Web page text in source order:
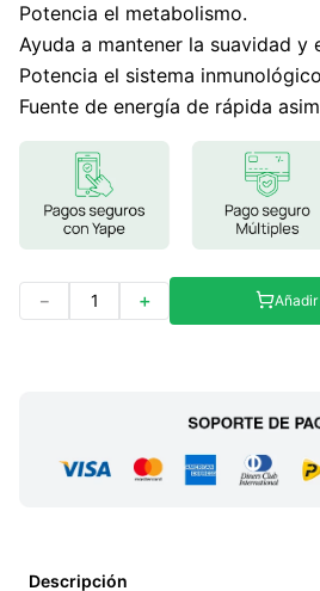
Potencia el metabolismo.
Ayuda a mantener la suavidad y
Potencia el sistema
Fuente de energía de rápida
＋
－
Descripción